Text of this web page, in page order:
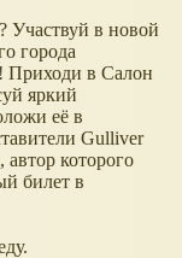
Участвуй в новой
города
Приходи в Салон
яркий
её в
Gulliver
которого
билет в